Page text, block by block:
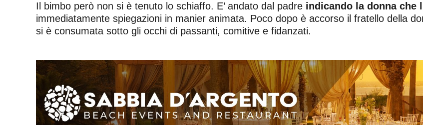
Il bimbo però non si è tenuto lo schiaffo. E’ andato dal padre indicando la donna che
immediatamente spiegazioni in manier animata. Poco dopo è accorso il fratello della
si è consumata sotto gli occhi di passanti, comitive e fidanzati.